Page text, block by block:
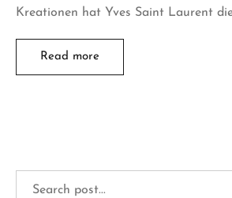
Kreationen hat Yves Saint Laurent
Read more